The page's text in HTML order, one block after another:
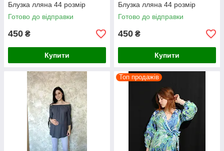
Блузка лляна 44 розмір
Готово до відправки
450 ₴
Купити
Блузка лляна 44 розмір
Готово до відправки
450 ₴
Купити
Топ продажів